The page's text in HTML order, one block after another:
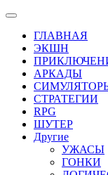
ГЛАВНАЯ
ЭКШН
АРКАДЫ
СТРАТЕГИИ
RPG
ШУТЕР
Другие
УЖАСЫ
ГОНКИ